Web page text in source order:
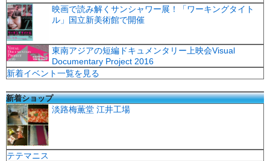
映画で読み解くサンシャワー展！「ワーキングタイト
ル」国立新美術館で開催
東南アジアの短編ドキュメンタリー上映会Visual
Documentary Project 2016
新着イベント一覧を見る
新着ショップ
淡路梅薫堂 江井工場
テテマニス